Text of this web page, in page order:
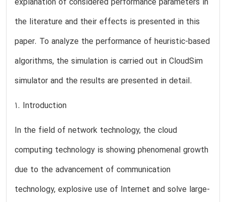
the literature and their effects is presented in this
paper. To analyze the performance of heuristic-based
algorithms, the simulation is carried out in CloudSim
simulator and the results are presented in detail.
1. Introduction
In the field of network technology, the cloud
computing technology is showing phenomenal growth
due to the advancement of communication
technology, explosive use of Internet and solve large-